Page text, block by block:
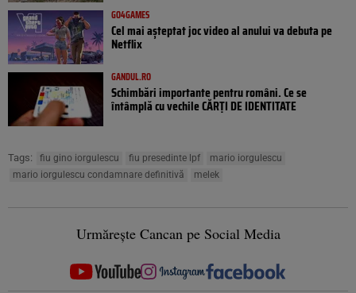
GO4GAMES
Cel mai așteptat joc video al anului va debuta pe
Netflix
GANDUL.RO
Schimbări importante pentru români. Ce se
întâmplă cu vechile CĂRȚI DE IDENTITATE
Tags: fiu gino iorgulescu fiu presedinte lpf
mario iorgulescu
mario iorgulescu condamnare definitivă
melek
Urmărește Cancan pe Social Media